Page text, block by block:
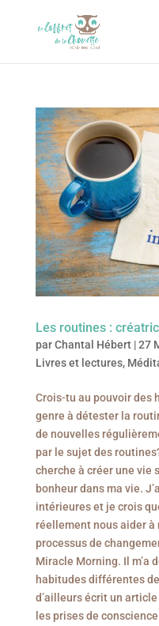
Les routines :
parChantal Hébert|27
Livres et lectures,
Crois-tu au pouvoir des
genre à détester la
de nouvelles
par le sujet des
cherche à créer une vie
bonheur dans ma vie.
intérieures et je crois
réellement nous aider à
processus de
Miracle Morning. Il m’a
habitudes différentes
d’ailleurs écrit un
les prises de